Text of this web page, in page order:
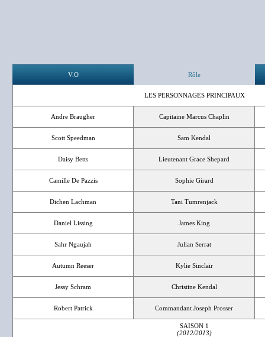
V.O Rôle
LES PERSONNAGES PRINCIPAUX
Andre Braugher Capitaine Marcus Chaplin
Scott Speedman Sam Kendal
Daisy Betts Lieutenant Grace Shepard
Camille De Pazzis Sophie Girard
Dichen Lachman Tani Tumrenjack
Daniel Lissing James King
Sahr Ngaujah Julian Serrat
Autumn Reeser Kylie Sinclair
Jessy Schram Christine Kendal
Robert Patrick Commandant Joseph Prosser
SAISON 1
(2012/2013)